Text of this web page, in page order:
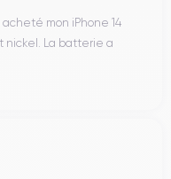
mon iPhone 14
nickel. La batterie a